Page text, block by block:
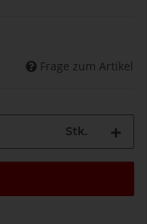
Frage zum Artikel
Stk.